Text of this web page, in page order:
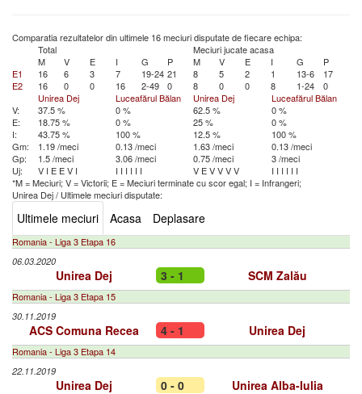
Comparatia rezultatelor din ultimele 16 meciuri disputate de fiecare echipa:
Total
Meciuri jucate acasa
M
V E I G P M V E I G
P
E1
16 6 3 7 19-24 21 8 5 2 1 13-6
17
E2
16 0 0 16 2-49 0 8 0 0 8 1-24
0
Unirea Dej
Luceafărul Bălan Unirea Dej
Luceafărul Bălan
V:
37.5 % 0 % 62.5 %
0 %
E:
18.75 % 0 % 25 %
0 %
I:
43.75 % 100 % 12.5 %
100 %
Gm:
1.19 /meci 0.13 /meci 1.63 /meci
0.13 /meci
Gp:
1.5 /meci 3.06 /meci 0.75 /meci
3 /meci
Uj:
V I E EV I I I I I I I V EVVVV I I I I I I
*M = Meciuri; V = Victorii; E = Meciuri terminate cu scor egal; I = Infrangeri;
Unirea Dej/ Ultimele meciuri disputate:
Ultimele meciuri Acasa Deplasare
Romania - Liga 3 Etapa 16
06.03.2020
Unirea Dej 3 - 1 SCM Zalău
Romania - Liga 3 Etapa 15
30.11.2019
ACS Comuna Recea 4 - 1 Unirea Dej
Romania - Liga 3 Etapa 14
22.11.2019
Unirea Dej 0 - 0 Unirea Alba-Iulia